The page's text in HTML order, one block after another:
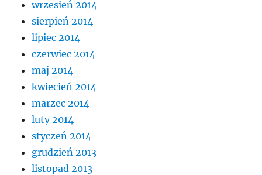
wrzesień 2014
sierpień 2014
lipiec 2014
czerwiec 2014
maj 2014
kwiecień 2014
marzec 2014
luty 2014
styczeń 2014
grudzień 2013
listopad 2013